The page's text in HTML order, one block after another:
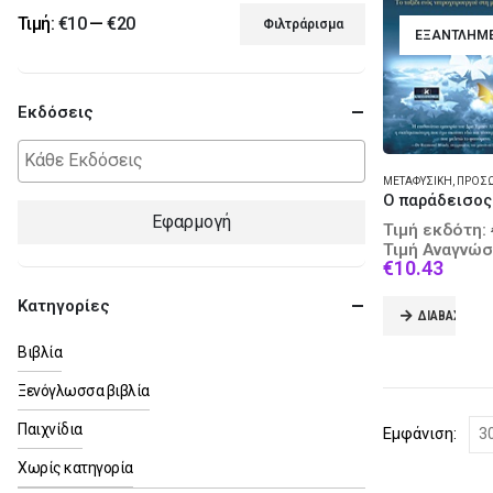
ΜΕΤΑΦΥΣΙΚΉ ΠΡΟΣΩΠΙΚΈΣ
Τιμή εκδότη:
Τιμή
€10.43
is:
ΔΙΑΒΆΣΤΕ
Εμφάνιση:
Ελάχιστη
τιμή
Μέγιστη
τιμή
Φιλτράρισμα
Τιμή: €10—€20
Εκδόσεις
Εφαρμογή
Κατηγορίες
Βιβλία
Ξενόγλωσσα βιβλία
Παιχνίδια
Χωρίς κατηγορία